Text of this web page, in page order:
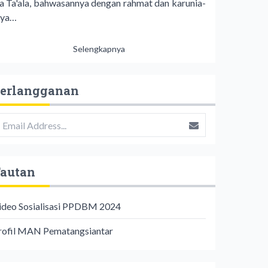
Ta'ala, bahwasannya dengan rahmat dan karunia-
Selengkapnya
Sosialisasi PPDBM 2024
MAN Pematangsiantar